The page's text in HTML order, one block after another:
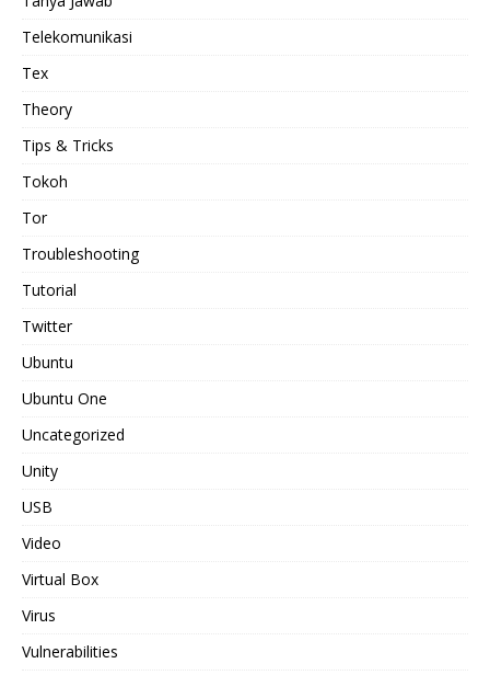
Telekomunikasi
Tex
Theory
Tips & Tricks
Tokoh
Tor
Troubleshooting
Tutorial
Twitter
Ubuntu
Ubuntu One
Uncategorized
Unity
USB
Video
Virtual Box
Virus
Vulnerabilities